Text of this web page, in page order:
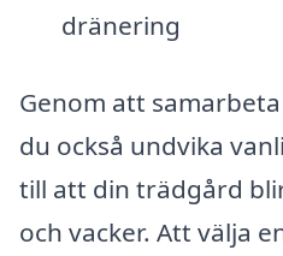
dränering
Genom att
du också undvika
till att din trädgård
och vacker. Att välja